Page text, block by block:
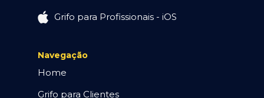
Grifo para Profissionais - iOS
Navegação
Home
Grifo para Clientes